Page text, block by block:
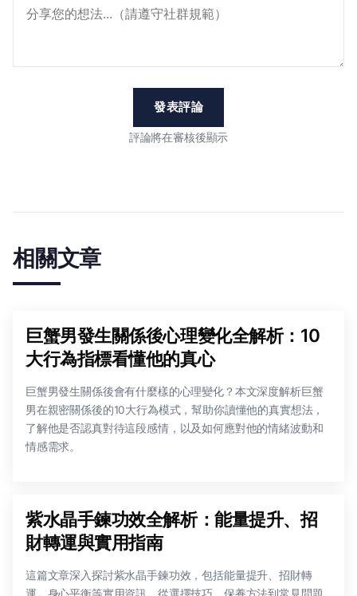
發表評論
評論將在審核後顯示
相關文章
巨蟹男發生關係後心理變化全解析：10
大行為指標看懂他的真心
巨蟹男發生關係後會有什麼樣的心理變化？本文深度解析巨蟹
男在親密關係後的10大行為模式，幫助你讀懂他的真實想法，
了解他是否認真對待這段感情，以及如何應對他的情緒波動和
情感需求。
紫水晶手鍊功效全解析：能量提升、招
財轉運與實用指南
這篇文章深入探討紫水晶手鍊功效，包括能量提升、招財轉